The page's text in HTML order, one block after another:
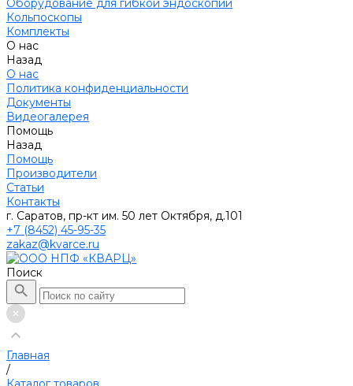
Оборудование для гибкой эндоскопии
Кольпоскопы
Комплекты
О нас
Назад
О нас
Политика конфиденциальности
Документы
Видеогалерея
Помощь
Назад
Помощь
Производители
Статьи
Контакты
г. Саратов, пр-кт им. 50 лет Октября, д.101
+7 (8452) 45-95-35
zakaz@kvarce.ru
Поиск
Главная
/